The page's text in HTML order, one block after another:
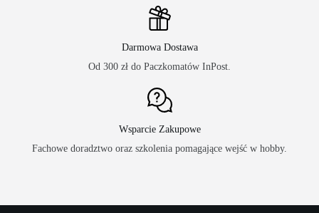
Darmowa Dostawa
Od 300 zł do Paczkomatów InPost.
Wsparcie Zakupowe
Fachowe doradztwo oraz szkolenia pomagające wejść w hobby.